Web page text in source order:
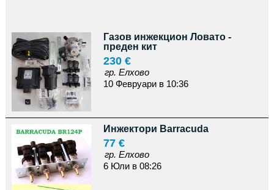
Газов инжекцион Ловато -
преден кит
230 €
гр. Елхово
10 Февруари в 10:36
Инжектори Barracuda
77 €
гр. Елхово
6 Юли в 08:26